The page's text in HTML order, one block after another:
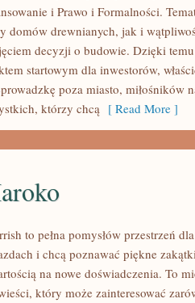
i Prawo i Formalności.
domów drewnianych, jak i
decyzji o budowie. Dzięki
startowym dla inwestorów,
poza miasto, miłośników
którzy chcą [ Read More ]
to pełna pomysłów przestrzeń
i chcą poznawać piękne
na nowe doświadczenia. To
który może zainteresować